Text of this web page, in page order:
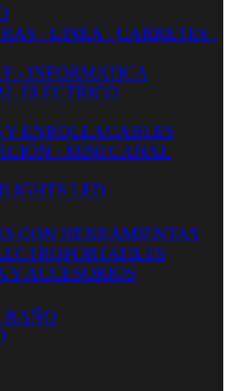
- LINEA - CARRETES -
- INFORMATICA
ELECTRICO
Y ENROLLACABLES
- MINI CANAL
LED
CON HERRAMIENTAS
ACCESORIOS
BAÑO